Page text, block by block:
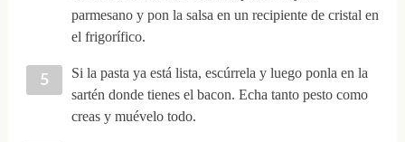
parmesano y pon la salsa en un recipiente de cristal en
el frigorífico.
Si la pasta ya está lista, escúrrela y luego ponla en la
sartén donde tienes el bacon. Echa tanto pesto como
creas y muévelo todo.